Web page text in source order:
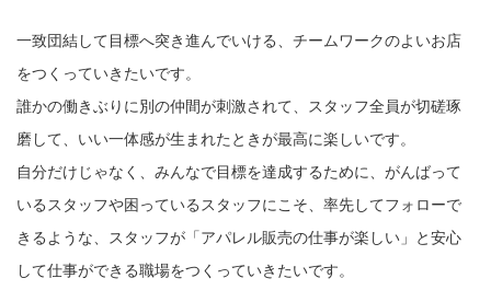
一致団結して目標へ突き進んでいける、チームワークのよいお店
をつくっていきたいです。
誰かの働きぶりに別の仲間が刺激されて、スタッフ全員が切磋琢
磨して、いい一体感が生まれたときが最高に楽しいです。
自分だけじゃなく、みんなで目標を達成するために、がんばって
いるスタッフや困っているスタッフにこそ、率先してフォローで
きるような、スタッフが「アパレル販売の仕事が楽しい」と安心
して仕事ができる職場をつくっていきたいです。